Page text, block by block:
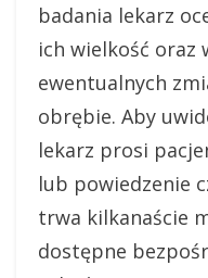
badania lekarz
ich wielkość oraz
ewentualnych
obrębie. Aby
lekarz prosi
lub powiedzenie
trwa kilkanaście
dostępne